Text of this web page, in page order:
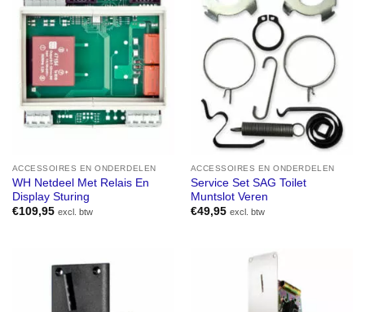
ACCESSOIRES EN ONDERDELEN
WH Netdeel Met Relais En
Display Sturing
€109,95 excl. btw
ACCESSOIRES EN ONDERDELEN
Service Set SAG Toilet
Muntslot Veren
€49,95 excl. btw